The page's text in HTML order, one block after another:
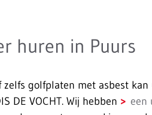
huren in Puurs
golfplaten met asbest
DE VOCHT. Wij hebben
een